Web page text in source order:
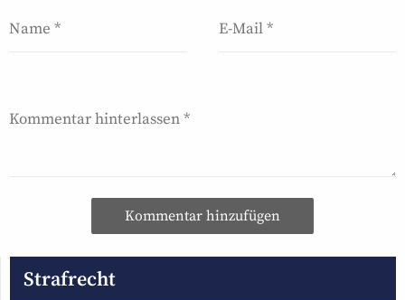
Kommentar hinzufügen
Strafrecht